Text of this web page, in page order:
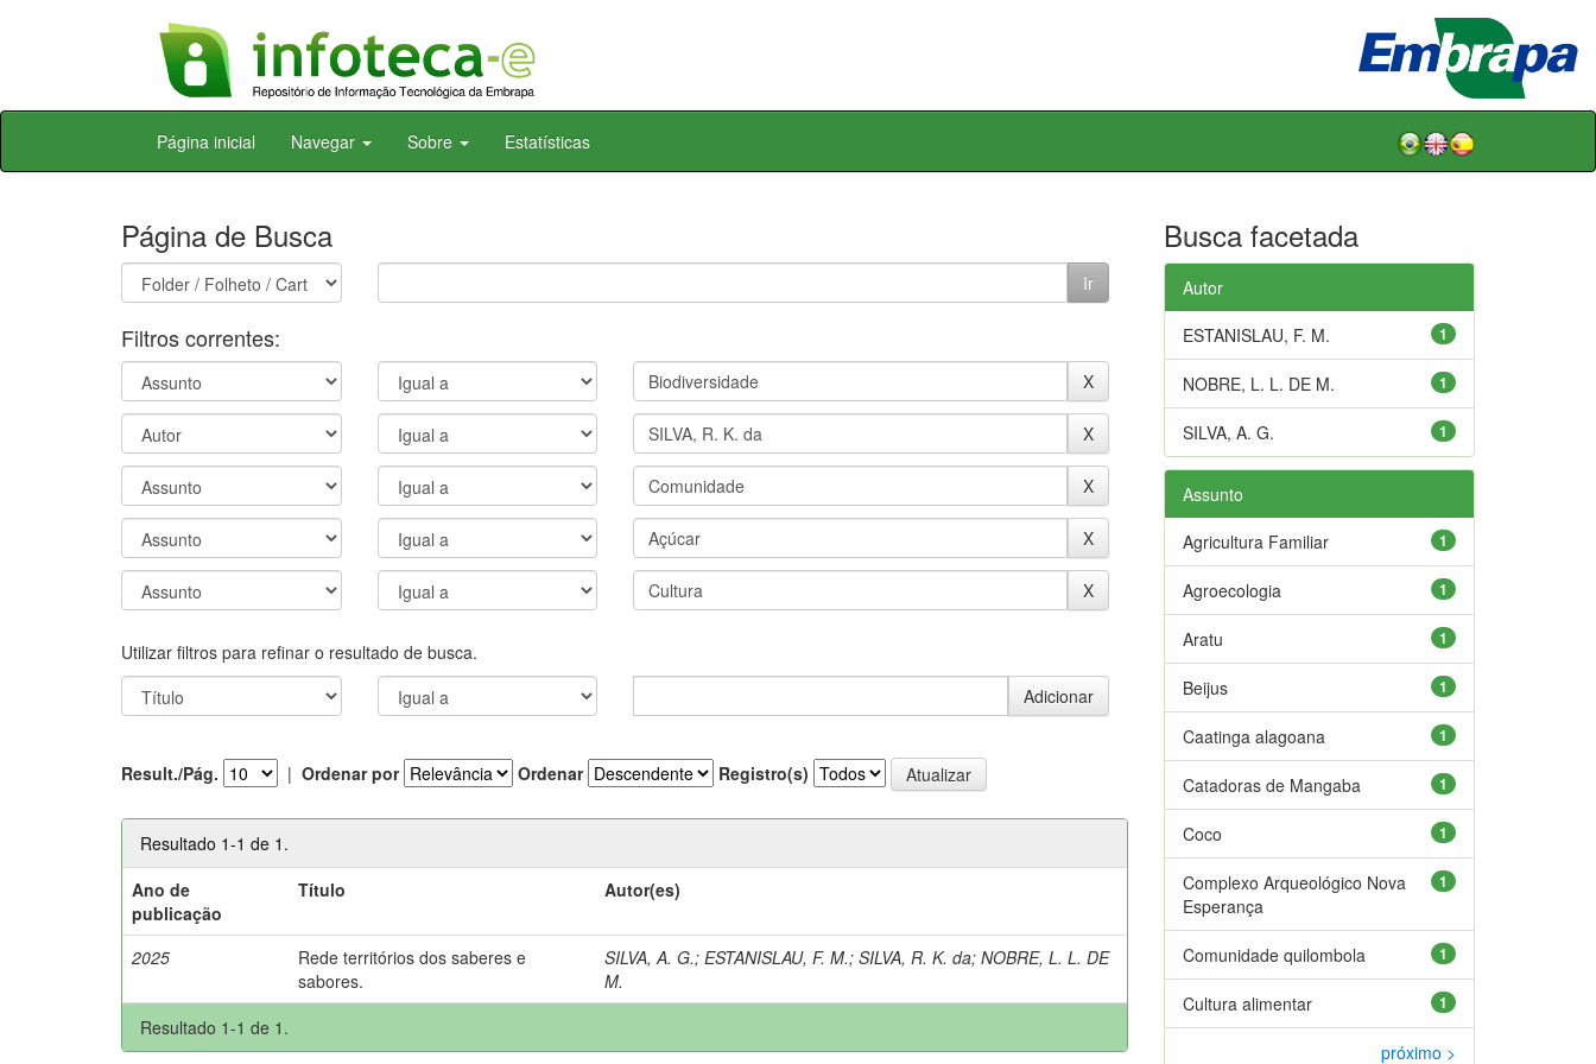
Skip
Página inicial Navegar Sobre Estatísticas
Página de Busca
Filtros correntes:
Utilizar filtros para refinar o resultado de busca.
Result./Pág. | Ordenar por Ordenar Registro(s)
Resultado 1-1 de 1.
Ano de
publicação
Título Autor(es)
2025
Rede territórios dos saberes e
sabores.
SILVA, A. G.;ESTANISLAU, F. M.;SILVA, R. K. da;NOBRE, L. L. DE
M.
Resultado 1-1 de 1.
Busca facetada
Autor
1
ESTANISLAU, F. M.
1
NOBRE, L. L. DE M.
1
SILVA, A. G.
Assunto
1
Agricultura Familiar
1
Agroecologia
1
Aratu
1
Beijus
1
Caatinga alagoana
1
Catadoras de Mangaba
1
Coco
1
Complexo Arqueológico Nova
Esperança
1
Comunidade quilombola
1
Cultura alimentar
próximo >